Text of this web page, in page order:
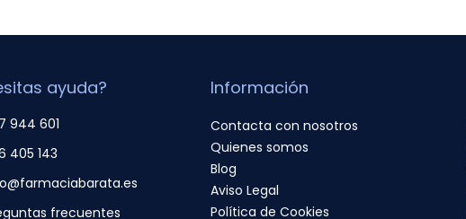
ayuda?
944 601
405 143
frecuentes
Información
Contacta con nosotros
Quienes somos
Blog
Aviso Legal
Política de Cookies